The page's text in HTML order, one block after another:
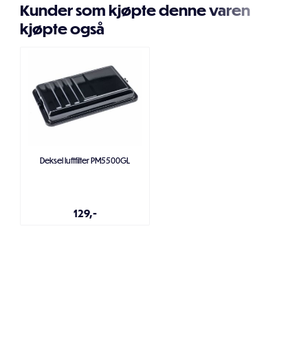
Kunder som kjøpte denne varen
kjøpte også
Deksel luftfilter PM5500GL
129,-